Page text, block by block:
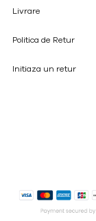
Livrare
Politica de Retur
Initiaza un retur